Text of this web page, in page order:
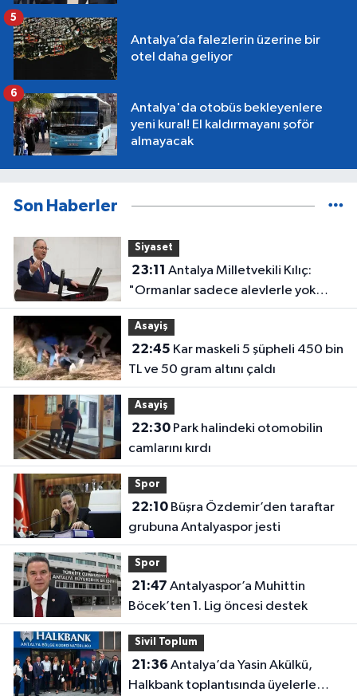
Antalya’da falezlerin üzerine bir
otel daha geliyor
5
Antalya'da otobüs bekleyenlere
yeni kural! El kaldırmayanı şoför
almayacak
6
Son Haberler
Siyaset
23:11
"Ormanlar sadece alevlerle yok
olmuyor"
Asayiş
22:45
TL ve 50 gram altını çaldı
Asayiş
22:30Park halindeki otomobilin
camlarını kırdı
Spor
22:10Büşra Özdemir’den taraftar
grubuna Antalyaspor jesti
Spor
21:47
Böcek’ten 1. Lig öncesi destek
Sivil Toplum
21:36
Halkbank toplantısında üyelerle